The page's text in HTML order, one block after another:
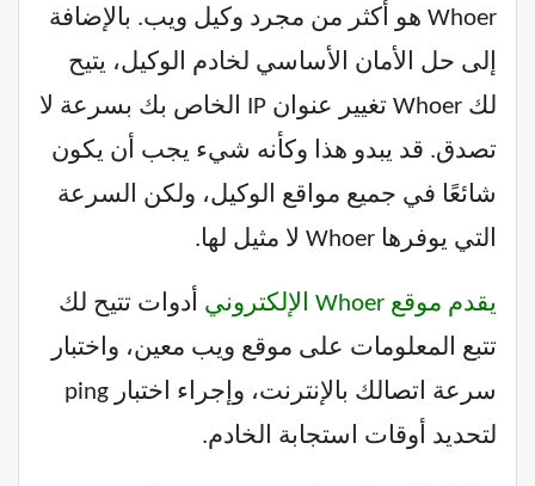
Whoer هو أكثر من مجرد وكيل ويب. بالإضافة
إلى حل الأمان الأساسي لخادم الوكيل، يتيح
لك Whoer تغيير عنوان IP الخاص بك بسرعة لا
تصدق. قد يبدو هذا وكأنه شيء يجب أن يكون
شائعًا في جميع مواقع الوكيل، ولكن السرعة
التي يوفرها Whoer لا مثيل لها.
يقدم موقع Whoer الإلكتروني
أدوات تتيح لك
تتبع المعلومات على موقع ويب معين، واختبار
سرعة اتصالك بالإنترنت، وإجراء اختبار ping
لتحديد أوقات استجابة الخادم.